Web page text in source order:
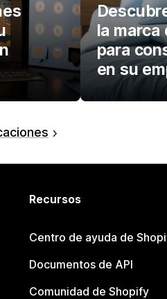
la marca
para
en su
Recursos
Centro de ayuda de
Documentos de API
Comunidad de Shopify